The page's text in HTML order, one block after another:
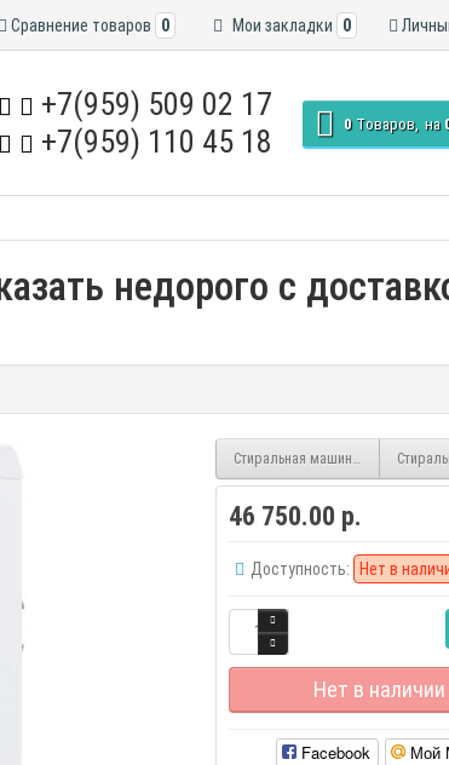
Мои закладки 0
Сравнение товаров 0
+7(959) 509 02 17
+7(959) 110 45 18
0 Tоваров, на
недорого с
Стиральная машина Indesit IWUС
46 750.00 р.
Доступность: Нет в
Нет в наличии
Facebook
Мой